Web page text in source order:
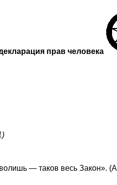
прав человека
— таков весь Закон».